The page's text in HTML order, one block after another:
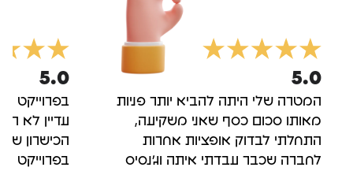
5.0
המטרה שלי היתה להביא יותר פניות
מאותו סכום כסף שאני משקיעה,
התחלתי לבדוק אופציות אחרות
לחברה שכבר עבדתי איתה וג'נסיס
5.0
בפרוייקט
עדיין לא
הכישרון
בפרוייקט